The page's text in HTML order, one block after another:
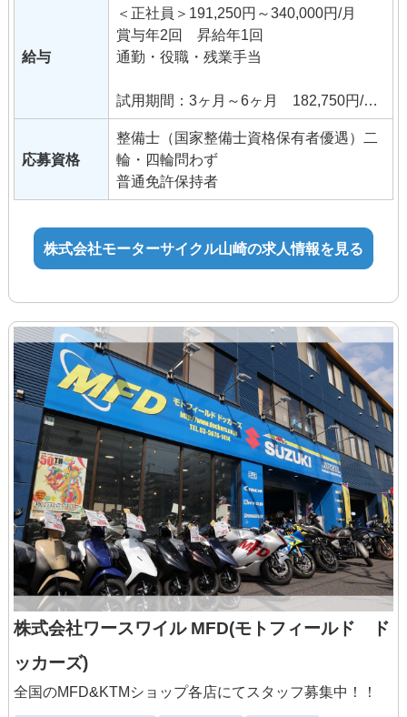
給与
＜正社員＞191,250円～340,000円/月
賞与年2回 昇給年1回
通勤・役職・残業手当
試用期間：3ヶ月～6ヶ月 182,750円/月
～
＜アルバイト＞1,100円～
応募資格
整備士（国家整備士資格保有者優遇）二
輪・四輪問わず
普通免許保持者
株式会社モーターサイクル山崎の求人情報を見る
株式会社ワースワイル MFD(モトフィールド ド
ッカーズ)
全国のMFD&KTMショップ各店にてスタッフ募集中！！